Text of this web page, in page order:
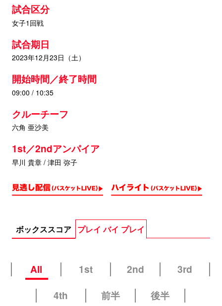
試合区分
女子1回戦
試合期日
2023年12月23日（土）
開始時間／終了時間
09:00 / 10:35
クルーチーフ
六角 亜沙美
1st／2ndアンパイア
早川 貴章 / 津田 弥子
ボックススコア プレイ バイ プレイ
All 1st 2nd
3rd
4th
前半 後半